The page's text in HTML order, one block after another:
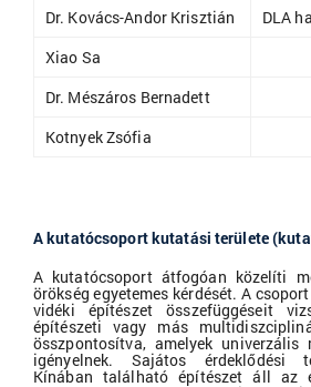
Dr. Kovács-Andor Krisztián
DLA
Xiao Sa
Dr. Mészáros Bernadett
Kotnyek Zsófia
A kutatócsoport kutatási területe
A kutatócsoport átfogóan közelíti
örökség egyetemes kérdését. A
vidéki építészet összefüggéseit
építészeti vagy más
összpontosítva, amelyek univerzális
igényelnek. Sajátos érdeklődési
Kínában található építészet áll az